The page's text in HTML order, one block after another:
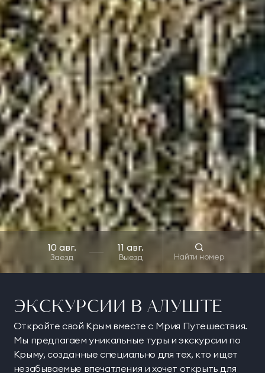
ЭКСКУРСИИ В АЛУШТЕ
Откройте свой Крым вместе с Мрия Путешествия.
Мы предлагаем уникальные туры и экскурсии по
Крыму, созданные специально для тех, кто ищет
незабываемые впечатления и хочет открыть для
Заезд Выезд Найти номер